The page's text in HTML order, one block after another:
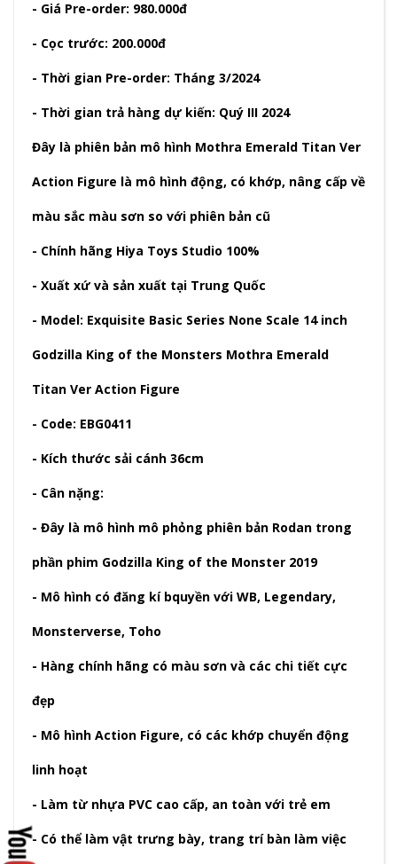
- Giá Pre-order: 980.000đ
- Cọc trước: 200.000đ
- Thời gian Pre-order: Tháng 3/2024
- Thời gian trả hàng dự kiến: Quý III 2024
Đây là phiên bản mô hình Mothra Emerald Titan Ver
Action Figure là mô hình động, có khớp, nâng cấp về
màu sắc màu sơn so với phiên bản cũ
- Chính hãng Hiya Toys Studio 100%
- Xuất xứ và sản xuất tại Trung Quốc
- Model: Exquisite Basic Series None Scale 14 inch
Godzilla King of the Monsters Mothra Emerald
Titan Ver Action Figure
- Code: EBG0411
- Kích thước sải cánh 36cm
- Cân nặng:
- Đây là mô hình mô phỏng phiên bản Rodan trong
phần phim Godzilla King of the Monster 2019
- Mô hình có đăng kí bquyền với WB, Legendary,
Monsterverse, Toho
- Hàng chính hãng có màu sơn và các chi tiết cực
đẹp
- Mô hình Action Figure, có các khớp chuyển động
linh hoạt
- Làm từ nhựa PVC cao cấp, an toàn với trẻ em
- Có thể làm vật trưng bày, trang trí bàn làm việc